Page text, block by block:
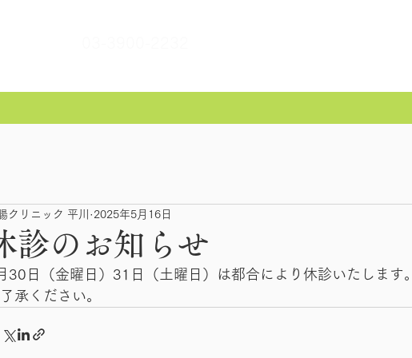
診のお知らせ
クリニック 平川 2025年5月16日
30日（金曜日）31日（土曜日）は都合により休診いたします。
承ください。